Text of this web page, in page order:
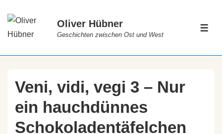
Oliver Hübner
Geschichten zwischen Ost und West
Veni, vidi, vegi 3 – Nur
ein hauchdünnes
Schokoladentäfelchen